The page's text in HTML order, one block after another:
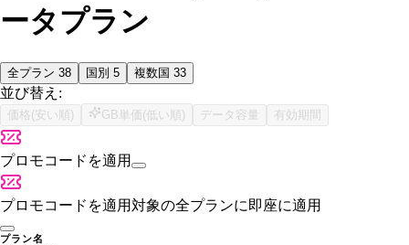
ータプラン
全プラン 38 国別 5 複数国 33
並び替え:
価格(安い順) GB単価(低い順) データ容量 有効期間
プロモコードを適用
プロモコードを適用対象の全プランに即座に適用
プラン名